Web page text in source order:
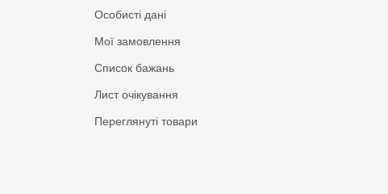
Особисті дані
Мої замовлення
Список бажань
Лист очікування
Переглянуті товари